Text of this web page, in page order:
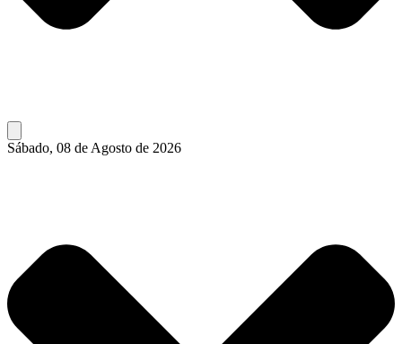
Sábado, 08 de Agosto de 2026